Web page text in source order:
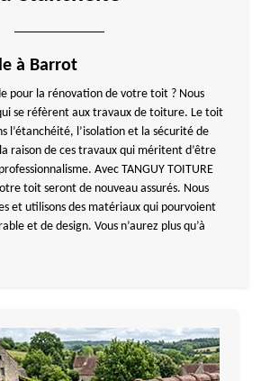
à Barrot
pour la rénovation de votre toit ? Nous
se réfèrent aux travaux de toiture. Le toit
l’étanchéité, l’isolation et la sécurité de
raison de ces travaux qui méritent d’être
Avec TANGUY TOITURE
toit seront de nouveau assurés. Nous
et utilisons des matériaux qui pourvoient
et de design. Vous n’aurez plus qu’à